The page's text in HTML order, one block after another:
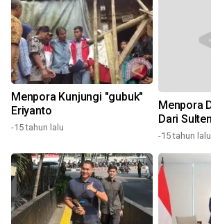
Menpora Kunjungi "gubuk"
Eriyanto
-15 tahun lalu
Menpora
Dari
-15 tahun lalu